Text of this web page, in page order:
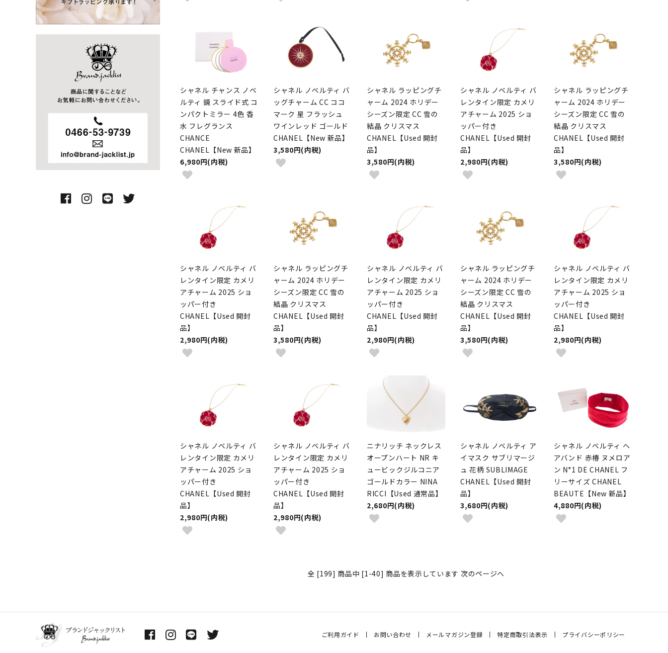
シャネル チャンス ノベ
ルティ 鏡 スライド式 コ
ンパクトミラー 4色 香
水 フレグランス
CHANCE
CHANEL【New 新品】
6,980円(内税)
シャネル ノベルティ バ
ッグチャーム CC ココ
マーク 星 フラッシュ
ワインレッド ゴールド
CHANEL【New 新品】
3,580円(内税)
シャネル ラッピングチ
ャーム 2024 ホリデー
シーズン限定 CC 雪の
結晶 クリスマス
CHANEL【Used 開封
品】
3,580円(内税)
シャネル ノベルティ バ
レンタイン限定 カメリ
アチャーム 2025 ショ
ッパー付き
CHANEL【Used 開封
品】
2,980円(内税)
シャネル ラッピングチ
ャーム 2024 ホリデー
シーズン限定 CC 雪の
結晶 クリスマス
CHANEL【Used 開封
品】
3,580円(内税)
シャネル ノベルティ バ
レンタイン限定 カメリ
アチャーム 2025 ショ
ッパー付き
CHANEL【Used 開封
品】
2,980円(内税)
シャネル ラッピングチ
ャーム 2024 ホリデー
シーズン限定 CC 雪の
結晶 クリスマス
CHANEL【Used 開封
品】
3,580円(内税)
シャネル ノベルティ バ
レンタイン限定 カメリ
アチャーム 2025 ショ
ッパー付き
CHANEL【Used 開封
品】
2,980円(内税)
シャネル ラッピングチ
ャーム 2024 ホリデー
シーズン限定 CC 雪の
結晶 クリスマス
CHANEL【Used 開封
品】
3,580円(内税)
シャネル ノベルティ バ
レンタイン限定 カメリ
アチャーム 2025 ショ
ッパー付き
CHANEL【Used 開封
品】
2,980円(内税)
シャネル ノベルティ バ
レンタイン限定 カメリ
アチャーム 2025 ショ
ッパー付き
CHANEL【Used 開封
品】
2,980円(内税)
シャネル ノベルティ バ
レンタイン限定 カメリ
アチャーム 2025 ショ
ッパー付き
CHANEL【Used 開封
品】
2,980円(内税)
ニナリッチ ネックレス
オープンハート NR キ
ュービックジルコニア
ゴールドカラー NINA
RICCI【Used 通常品】
2,680円(内税)
シャネル ノベルティ ア
イマスク サブリマージ
ュ 花柄 SUBLIMAGE
CHANEL【Used 開封
品】
3,680円(内税)
シャネル ノベルティ ヘ
アバンド 赤椿 ヌメロア
ン N°1 DE CHANEL フ
リーサイズ CHANEL
BEAUTE【New 新品】
4,880円(内税)
全 [199] 商品中 [1-40] 商品を表示しています 次のページへ
ご利用ガイド お問い合わせ メールマガジン登録 特定商取引法表示 プライバシーポリシー